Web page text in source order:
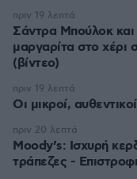
Σάντρα Μπούλοκ και
μαργαρίτα στο χέρι
(βίντεο)
πριν 19 λεπτά
Οι μικροί,
πριν 19 λεπτά
Moody’s: Ισχυρή
τράπεζες -
πριν 20 λεπτά